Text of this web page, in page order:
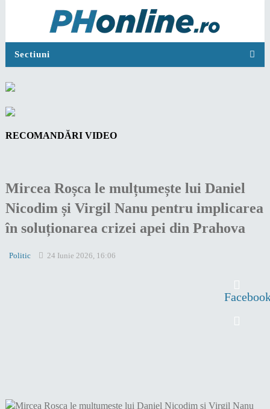
Sectiuni
RECOMANDĂRI VIDEO
Mircea Roșca le mulțumește lui Daniel
Nicodim și Virgil Nanu pentru implicarea
în soluționarea crizei apei din Prahova
Politic 24 Iunie 2026, 16:06